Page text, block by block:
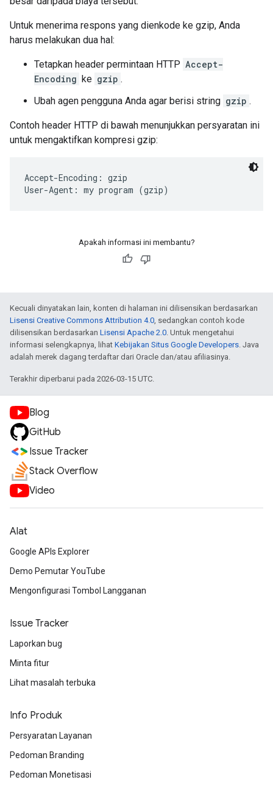
Untuk menerima respons yang dienkode ke gzip, Anda
harus melakukan dua hal:
Tetapkan header permintaan HTTP Accept-
Encoding ke gzip .
Ubah agen pengguna Anda agar berisi string gzip .
Contoh header HTTP di bawah menunjukkan persyaratan ini
untuk mengaktifkan kompresi gzip:
Accept-Encoding: gzip
Apakah informasi ini membantu?
Kecuali dinyatakan lain, konten di halaman ini dilisensikan berdasarkan
Lisensi Creative Commons Attribution 4.0, sedangkan contoh kode
dilisensikan berdasarkan Lisensi Apache 2.0. Untuk mengetahui
informasi selengkapnya, lihat Kebijakan Situs Google Developers. Java
adalah merek dagang terdaftar dari Oracle dan/atau afiliasinya.
Terakhir diperbarui pada 2026-03-15 UTC.
Blog
GitHub
Issue Tracker
Stack Overflow
Video
Alat
Google APIs Explorer
Demo Pemutar YouTube
Mengonfigurasi Tombol Langganan
Issue Tracker
Laporkan bug
Minta fitur
Lihat masalah terbuka
Info Produk
Persyaratan Layanan
Pedoman Branding
Pedoman Monetisasi